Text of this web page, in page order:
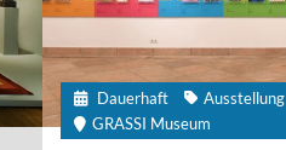
Dauerhaft
Ausstellung
GRASSI Museum